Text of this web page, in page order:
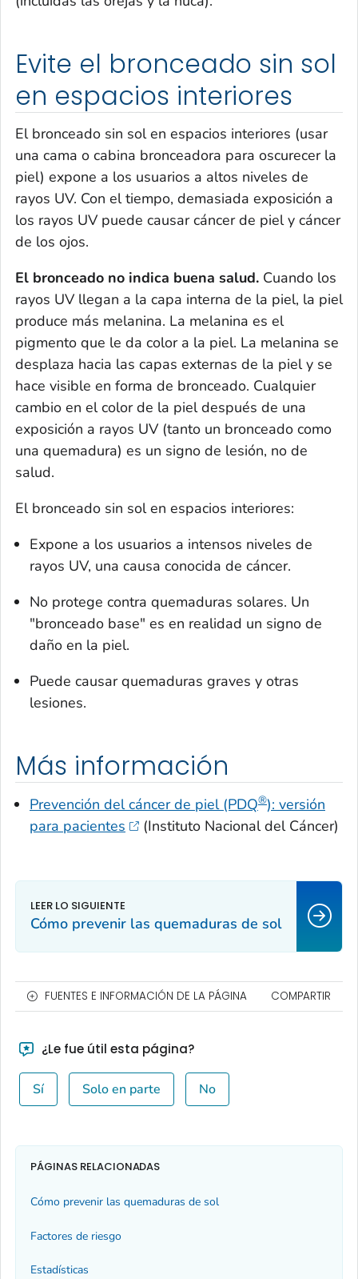
Evite el bronceado sin sol
en espacios interiores
El bronceado sin sol en espacios interiores (usar
una cama o cabina bronceadora para oscurecer la
piel) expone a los usuarios a altos niveles de
rayos UV. Con el tiempo, demasiada exposición a
los rayos UV puede causar cáncer de piel y cáncer
de los ojos.
El bronceado no indica buena salud. Cuando los
rayos UV llegan a la capa interna de la piel, la piel
produce más melanina. La melanina es el
pigmento que le da color a la piel. La melanina se
desplaza hacia las capas externas de la piel y se
hace visible en forma de bronceado. Cualquier
cambio en el color de la piel después de una
exposición a rayos UV (tanto un bronceado como
una quemadura) es un signo de lesión, no de
salud.
El bronceado sin sol en espacios interiores:
Expone a los usuarios a intensos niveles de
rayos UV, una causa conocida de cáncer.
No protege contra quemaduras solares. Un
"bronceado base" es en realidad un signo de
daño en la piel.
Puede causar quemaduras graves y otras
lesiones.
Más información
Prevención del cáncer de piel (PDQ®): versión
para pacientes
(Instituto Nacional del Cáncer)
Cómo prevenir las quemaduras de sol
FUENTES E INFORMACIÓN DE LA PÁGINA COMPARTIR
¿Le fue útil esta página?
Sí Solo en parte No
PÁGINAS RELACIONADAS
Cómo prevenir las quemaduras de sol
Factores de riesgo
Estadísticas